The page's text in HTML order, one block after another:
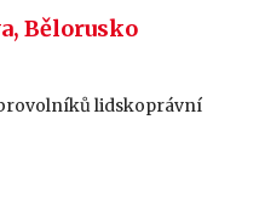
Bělorusko
lidskoprávní